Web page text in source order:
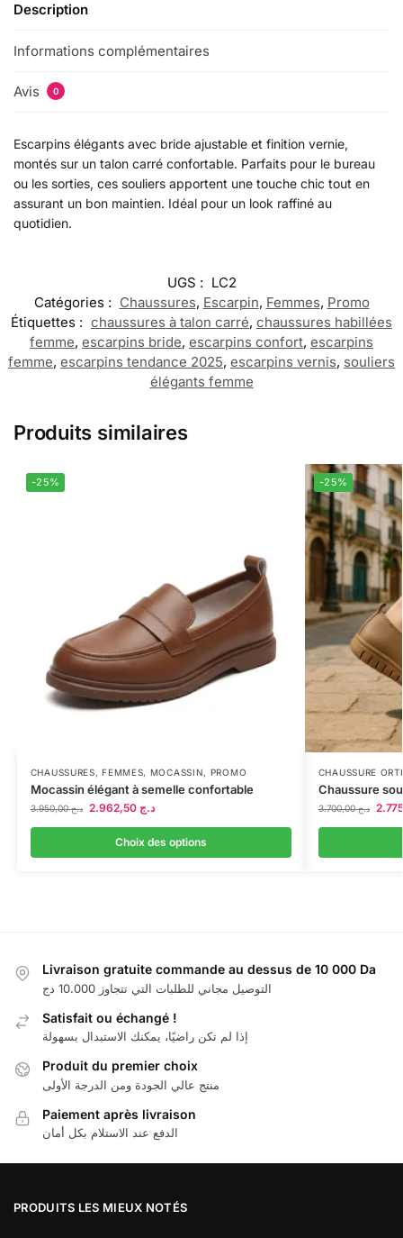
Description
Informations complémentaires
Avis 0
Escarpins élégants avec bride ajustable et finition vernie,
montés sur un talon carré confortable. Parfaits pour le bureau
ou les sorties, ces souliers apportent une touche chic tout en
assurant un bon maintien. Idéal pour un look raffiné au
quotidien.
UGS : LC2
Catégories : Chaussures, Escarpin, Femmes, Promo
Étiquettes : chaussures à talon carré, chaussures habillées
femme, escarpins bride, escarpins confort, escarpins
femme, escarpins tendance 2025, escarpins vernis, souliers
élégants femme
Produits similaires
-25%
CHAUSSURES,FEMMES, MOCASSIN, PROMO
Mocassin élégant à semelle confortable
د.ج3.950,00 د.ج 2.962,50
Choix des options
-25%
CHAUSSURE
Chaussure
د.ج3.700,00
Livraison gratuite commande au dessus de 10 000 Da
التوصيل مجاني للطلبات التي تتجاوز 10.000 دج
Satisfait ou échangé !
إذا لم تكن راضيًا، يمكنك الاستبدال بسهولة
Produit du premier choix
منتج عالي الجودة ومن الدرجة الأولى
Paiement après livraison
الدفع عند الاستلام بكل أمان
PRODUITS LES MIEUX NOTÉS